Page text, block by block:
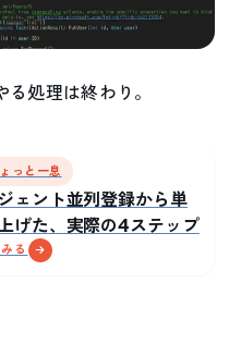
処理は終わり。
っと一息
ェント並列登録から単
げた、実際の4ステップ
る